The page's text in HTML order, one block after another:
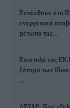
Εντάχθηκε στο
ενεργειακή
μέτωπο της…
Επιστολή της
ζήτημα των
…